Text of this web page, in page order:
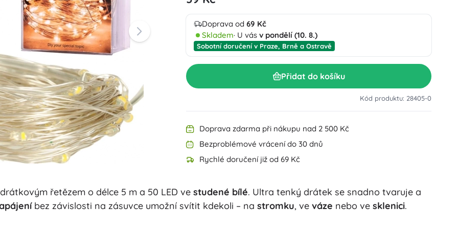
Výbava pro nejmenší
Dekorace
Bezpečnost
Organizace
Noční osvětlení
Doplňky na WC
Doplňky k vaně a sprše
Škola Figurky
Párty Panenky a miminka
Knihy Hračky do vody
Zahradní osvětlení
Hudba
Doprava od 69 Kč
Skladem· U vás v pondělí (10. 8.)
Sobotní doručení v Praze, Brně a Ostravě
Přidat do košíku
Kód produktu: 28405-0
Doprava zdarma při nákupu nad 2 500 Kč
Bezproblémové vrácení do 30 dnů
Rychlé doručení již od 69 Kč
řetězem o délce 5 m a 50 LED ve studené bílé. Ultra tenký drátek se snadno tvaruje a
bez závislosti na zásuvce umožní svítit kdekoli – na stromku, ve váze nebo ve sklenici.